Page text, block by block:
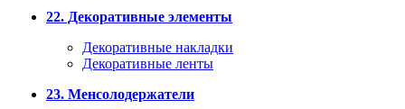
22. Декоративные элементы
Декоративные накладки
Декоративные ленты
23. Менсолодержатели